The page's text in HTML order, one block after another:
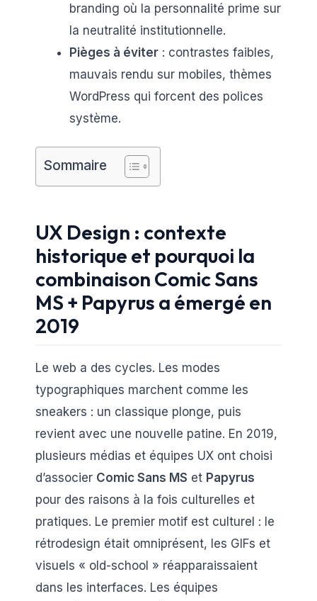
branding où la personnalité prime sur
la neutralité institutionnelle.
Pièges à éviter : contrastes faibles,
mauvais rendu sur mobiles, thèmes
WordPress qui forcent des polices
système.
Sommaire
UX Design : contexte
historique et pourquoi la
combinaison Comic Sans
MS + Papyrus a émergé en
2019
Le web a des cycles. Les modes
typographiques marchent comme les
sneakers : un classique plonge, puis
revient avec une nouvelle patine. En 2019,
plusieurs médias et équipes UX ont choisi
d’associer Comic Sans MS et Papyrus
pour des raisons à la fois culturelles et
pratiques. Le premier motif est culturel : le
rétrodesign était omniprésent, les GIFs et
visuels « old-school » réapparaissaient
dans les interfaces. Les équipes